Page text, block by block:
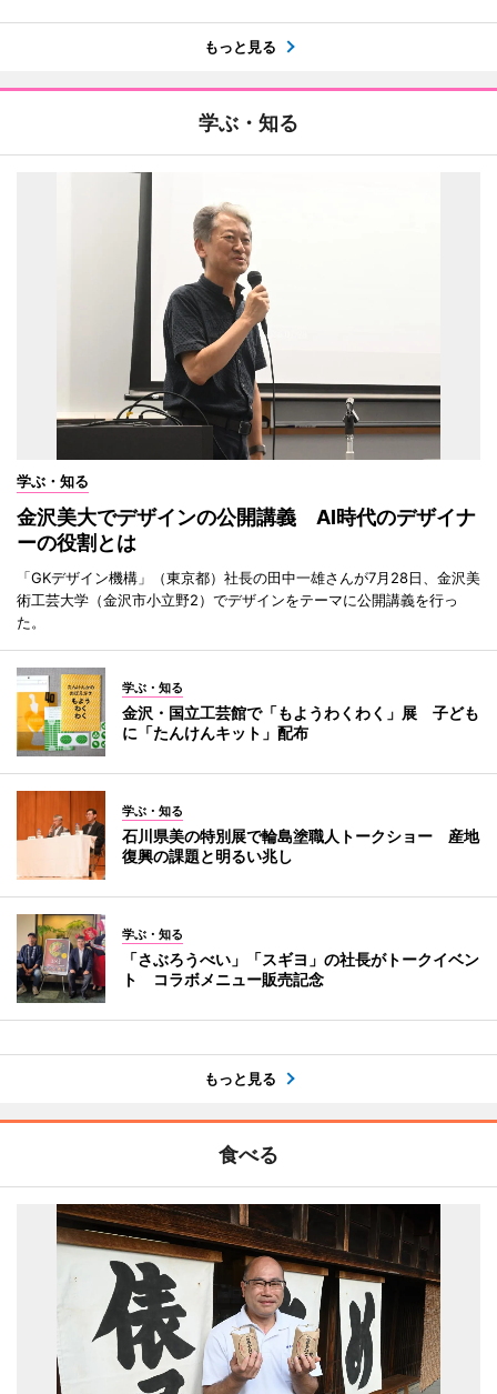
もっと見る
学ぶ・知る
学ぶ・知る
金沢美大でデザインの公開講義 AI時代のデザイナ
ーの役割とは
「GKデザイン機構」（東京都）社長の田中一雄さんが7月28日、金沢美
術工芸大学（金沢市小立野2）でデザインをテーマに公開講義を行っ
た。
学ぶ・知る
金沢・国立工芸館で「もようわくわく」展 子ども
に「たんけんキット」配布
学ぶ・知る
石川県美の特別展で輪島塗職人トークショー 産地
復興の課題と明るい兆し
学ぶ・知る
「さぶろうべい」「スギヨ」の社長がトークイベン
ト コラボメニュー販売記念
もっと見る
食べる